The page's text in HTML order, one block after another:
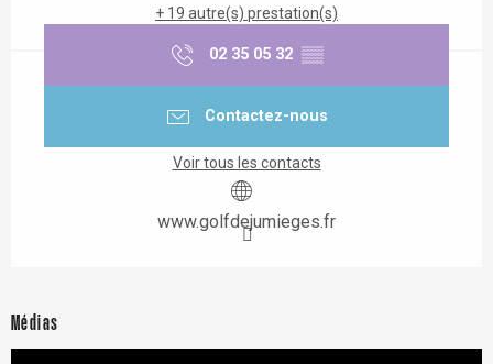
+ 19 autre(s) prestation(s)
02 35 05 32 ▒▒
Contactez-nous
Voir tous les contacts
www.golfdejumieges.fr
Médias